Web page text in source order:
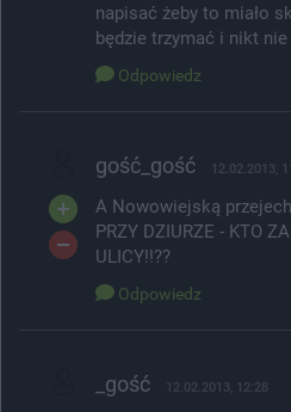
napisać żeby to miało
będzie trzymać i nikt nie
Odpowiedz
gość_gość 12.02.2013,
A Nowowiejską
PRZY DZIURZE - KTO
ULICY!!??
Odpowiedz
_gość 12.02.2013, 12:28